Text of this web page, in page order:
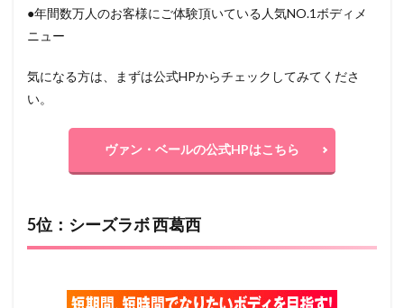
●年間数万人のお客様にご体験頂いている人気NO.1ボディメ
ニュー
気になる方は、まずは公式HPからチェックしてみてくださ
い。
ヴァン・ベールの公式HPはこちら
5位：シーズラボ 西葛西